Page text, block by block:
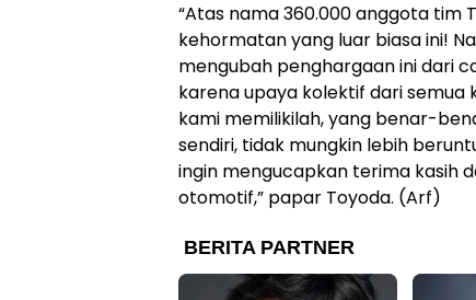
“Atas nama 360.000 anggota tim
kehormatan yang luar biasa ini!
mengubah penghargaan ini dari
karena upaya kolektif dari
kami memilikilah, yang benar-
sendiri, tidak mungkin lebih
ingin mengucapkan terima kasih
otomotif,” papar Toyoda. (Arf)